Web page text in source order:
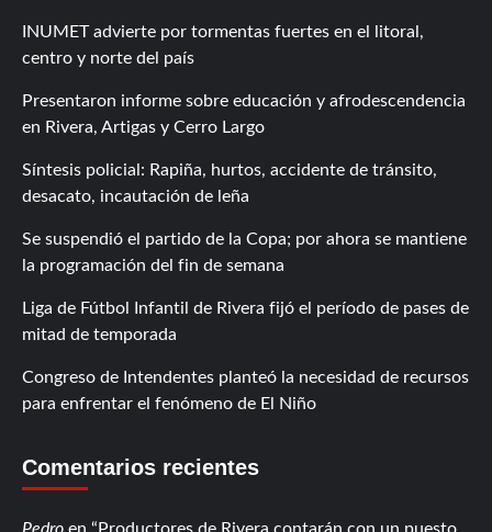
INUMET advierte por tormentas fuertes en el litoral,
centro y norte del país
Presentaron informe sobre educación y afrodescendencia
en Rivera, Artigas y Cerro Largo
Síntesis policial: Rapiña, hurtos, accidente de tránsito,
desacato, incautación de leña
Se suspendió el partido de la Copa; por ahora se mantiene
la programación del fin de semana
Liga de Fútbol Infantil de Rivera fijó el período de pases de
mitad de temporada
Congreso de Intendentes planteó la necesidad de recursos
para enfrentar el fenómeno de El Niño
Comentarios recientes
Pedro en
Productores de Rivera contarán con un puesto